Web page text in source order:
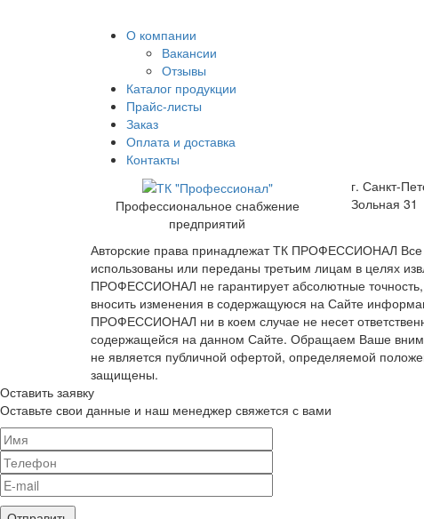
О компании
Вакансии
Отзывы
Каталог продукции
Прайс-листы
Заказ
Оплата и доставка
Контакты
Профессиональное снабжение
предприятий
г. Санкт-
Зольная 31
Авторские права принадлежат ТК ПРОФЕССИОНАЛ Все
использованы или переданы третьим лицам в целях
ПРОФЕССИОНАЛ не гарантирует абсолютные
вносить изменения в содержащуюся на Сайте
ПРОФЕССИОНАЛ ни в коем случае не несет
содержащейся на данном Сайте. Обращаем Ваше
не является публичной офертой, определяемой
защищены.
Оставить заявку
Оставьте свои данные и наш менеджер свяжется с вами